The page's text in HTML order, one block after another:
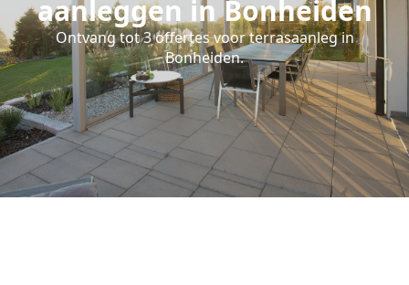
aanleggen in Bonheiden
Ontvang tot 3 offertes voor terrasaanleg in
Bonheiden.